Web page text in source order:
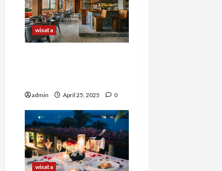
wisata
admin April 25, 2025 0
wisata